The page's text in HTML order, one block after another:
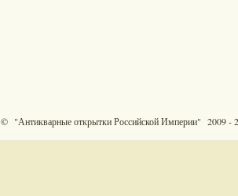
© "Антикварные открытки Российской Империи" 2009 -